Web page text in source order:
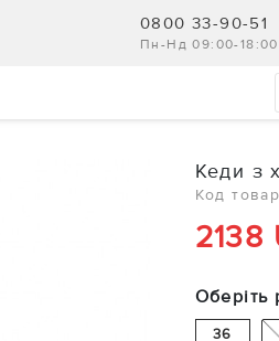
0800 33-90-51
Пн-Нд 09:00-18:00
Кеди з
Код
2138
Оберіть
36